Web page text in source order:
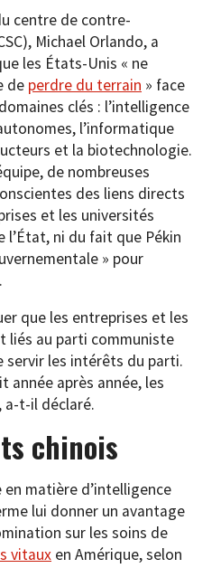
centre de contre-
Michael Orlando, a
les États-Unis « ne
de perdre du terrain » face
clés : l’intelligence
l’informatique
et la biotechnologie.
de nombreuses
des liens directs
et les universités
l’État, ni du fait que Pékin
» pour
que les entreprises et les
liés au parti communiste
servir les intérêts du parti.
année après année, les
a-t-il déclaré.
chinois
en matière d’intelligence
lui donner un avantage
sur les soins de
vitaux en Amérique, selon